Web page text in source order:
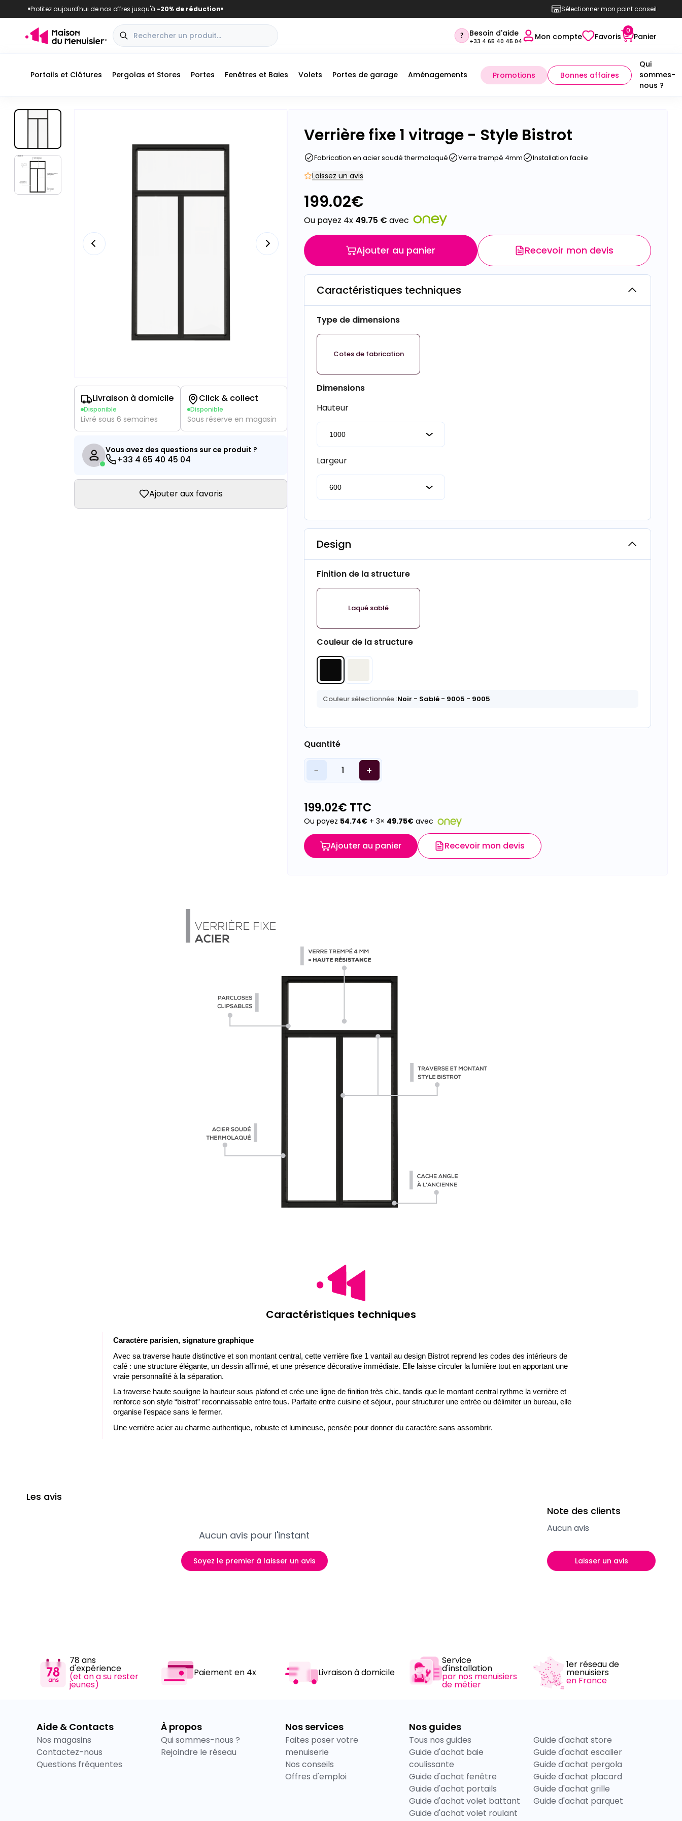
■Profitez aujourd'hui de nos offres jusqu'à -20% de réduction■ Sélectionner mon point conseil
Besoin d'aide
+33 4 65 40 45 04 Mon compte Favoris
0
Panier
Portails et Clôtures Pergolas et Stores Portes Fenêtres et Baies Volets Portes de garage Aménagements Promotions Bonnes affaires
Qui
sommes-
nous ?
Livraison à domicile
Disponible
Livré sous 6 semaines
Click & collect
Disponible
Sous réserve en magasin
Vous avez des questions sur ce produit ?
+33 4 65 40 45 04
Ajouter aux favoris
Verrière fixe 1 vitrage - Style Bistrot
Fabrication en acier soudé thermolaqué Verre trempé 4mm Installation facile
Laissez un avis
199.02€
Ou payez 4x 49.75 € avec
Ajouter au panier Recevoir mon devis
Caractéristiques techniques
Type de dimensions
Cotes de fabrication
Dimensions
Hauteur
Largeur
Design
Finition de la structure
Laqué sablé
Couleur de la structure
Couleur sélectionnée :Noir - Sablé - 9005 - 9005
Quantité
− 1 +
199.02€ TTC
Ou payez 54.74€+ 3× 49.75€ avec
Ajouter au panier Recevoir mon devis
Caractéristiques techniques
Caractère parisien, signature graphique
Avec sa traverse haute distinctive et son montant central, cette verrière fixe 1 vantail au design Bistrot reprend les codes des intérieurs de
café : une structure élégante, un dessin affirmé, et une présence décorative immédiate. Elle laisse circuler la lumière tout en apportant une
vraie personnalité à la séparation.
La traverse haute souligne la hauteur sous plafond et crée une ligne de finition très chic, tandis que le montant central rythme la verrière et
renforce son style “bistrot” reconnaissable entre tous. Parfaite entre cuisine et séjour, pour structurer une entrée ou délimiter un bureau, elle
organise l’espace sans le fermer.
Une verrière acier au charme authentique, robuste et lumineuse, pensée pour donner du caractère sans assombrir.
Les avis
Aucun avis pour l'instant
Soyez le premier à laisser un avis
Note des clients
Aucun avis
Laisser un avis
78 ans
d'expérience
(et on a su rester
jeunes)
Paiement en 4x Livraison à domicile
Service
d'installation
par nos menuisiers
de métier
1er réseau de
menuisiers
en France
Aide & Contacts
Nos magasins
Contactez-nous
Questions fréquentes
À propos
Qui sommes-nous ?
Rejoindre le réseau
Nos services
Faites poser votre
menuiserie
Nos conseils
Offres d'emploi
Nos guides
Tous nos guides
Guide d'achat baie
coulissante
Guide d'achat fenêtre
Guide d'achat portails
Guide d'achat volet battant
Guide d'achat volet roulant
Guide d'achat store
Guide d'achat escalier
Guide d'achat pergola
Guide d'achat placard
Guide d'achat grille
Guide d'achat parquet